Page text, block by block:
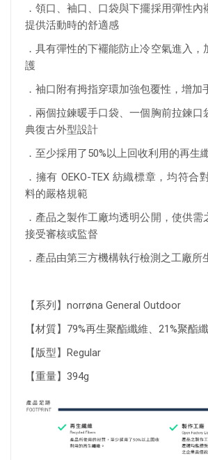
．領口、袖口、口袋與下擺採用彈性內
提供活動時的舒適感
．具有彈性的下襬能防止冷空氣進入，
護
．袖口附有拇指穿環加強包覆性，增加
．兩個拉鍊暖手口袋、一個胸前拉鍊口
典復古外型設計
．至少採用了50%以上回收利用的再生
．擁有 OEKO-TEX 紡織標章，均符合
料的嚴格規範
．產品之製作工廠均透明公開，使供
接受審核或監督
．產品由第三方機構執行檢測之工廠所
【系列】norrøna General Outdoor
【材質】79%再生聚酯纖維、21%聚酯
【版型】Regular
【重量】394g